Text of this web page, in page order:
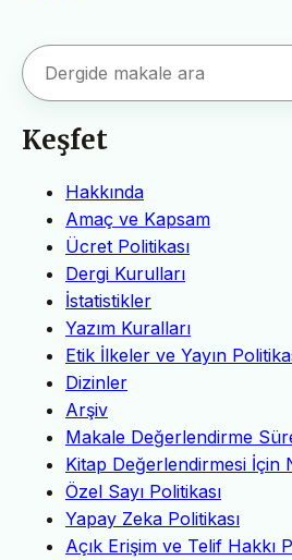
Keşfet
Hakkında
Amaç ve Kapsam
Ücret Politikası
Dergi Kurulları
İstatistikler
Yazım Kuralları
Etik İlkeler ve Yayın
Dizinler
Arşiv
Makale Değerlendirme
Kitap Değerlendirmesi İçin
Özel Sayı Politikası
Yapay Zeka Politikası
Açık Erişim ve Telif Hakkı